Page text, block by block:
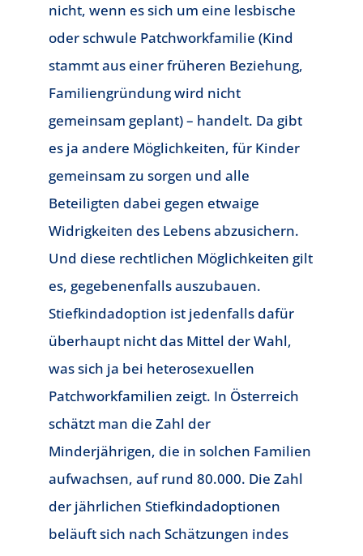
nicht, wenn es sich um eine lesbische
oder schwule Patchworkfamilie (Kind
stammt aus einer früheren Beziehung,
Familiengründung wird nicht
gemeinsam geplant) – handelt. Da gibt
es ja andere Möglichkeiten, für Kinder
gemeinsam zu sorgen und alle
Beteiligten dabei gegen etwaige
Widrigkeiten des Lebens abzusichern.
Und diese rechtlichen Möglichkeiten gilt
es, gegebenenfalls auszubauen.
Stiefkindadoption ist jedenfalls dafür
überhaupt nicht das Mittel der Wahl,
was sich ja bei heterosexuellen
Patchworkfamilien zeigt. In Österreich
schätzt man die Zahl der
Minderjährigen, die in solchen Familien
aufwachsen, auf rund 80.000. Die Zahl
der jährlichen Stiefkindadoptionen
beläuft sich nach Schätzungen indes